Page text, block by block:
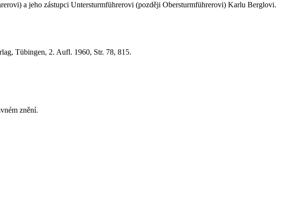
a jeho zástupci Untersturmführerovi (později Obersturmführerovi) Karlu Berglovi.
Tübingen, 2. Aufl. 1960, Str. 78, 815.
znění.